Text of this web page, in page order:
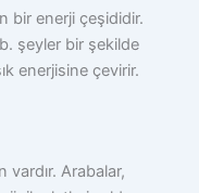
bir enerji çeşididir.
şeyler bir şekilde
enerjisine çevirir.
vardır. Arabalar,